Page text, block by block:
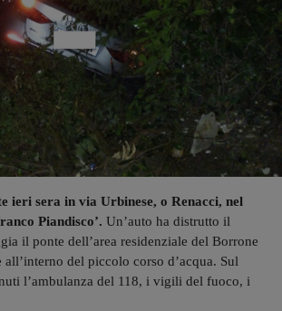
ieri sera in via Urbinese, o Renacci, nel
Piandisco’. Un’auto ha distrutto il
il ponte dell’area residenziale del Borrone
all’interno del piccolo corso d’acqua. Sul
l’ambulanza del 118, i vigili del fuoco, i